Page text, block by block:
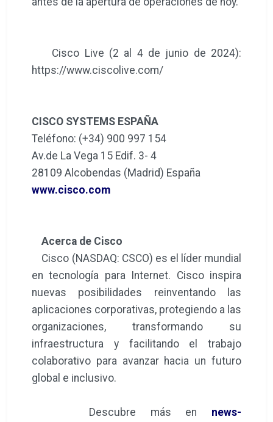
Cisco Live (2 al 4 de junio de 2024):
https://www.ciscolive.com/
CISCO SYSTEMS ESPAÑA
Teléfono: (+34) 900 997 154
Av.de La Vega 15 Edif. 3- 4
28109 Alcobendas (Madrid) España
www.cisco.com
Acerca de Cisco
Cisco (NASDAQ: CSCO) es el líder mundial
en tecnología para Internet. Cisco inspira
nuevas posibilidades reinventando las
aplicaciones corporativas, protegiendo a las
organizaciones, transformando su
infraestructura y facilitando el trabajo
colaborativo para avanzar hacia un futuro
global e inclusivo.
Descubre más en news-